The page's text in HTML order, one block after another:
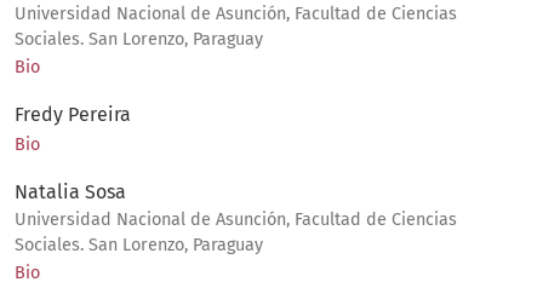
Universidad Nacional de Asunción, Facultad de Ciencias
Sociales. San Lorenzo, Paraguay
Bio
Fredy Pereira
Bio
Natalia Sosa
Universidad Nacional de Asunción, Facultad de Ciencias
Sociales. San Lorenzo, Paraguay
Bio